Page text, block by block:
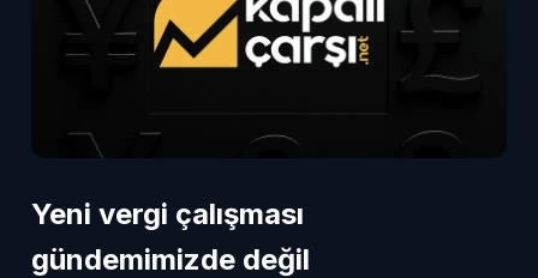
Yeni vergi çalışması
gündemimizde değil